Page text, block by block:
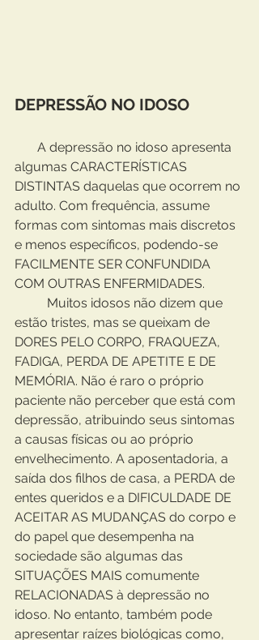
DEPRESSÃO NO IDOSO
algumas CARACTERÍSTICAS
DISTINTAS daquelas que ocorrem no
adulto. Com frequência, assume
formas com sintomas mais discretos
e menos específicos, podendo-se
FACILMENTE SER CONFUNDIDA
COM OUTRAS ENFERMIDADES.
estão tristes, mas se queixam de
DORES PELO CORPO, FRAQUEZA,
FADIGA, PERDA DE APETITE E DE
MEMÓRIA. Não é raro o próprio
paciente não perceber que está com
depressão, atribuindo seus sintomas
a causas físicas ou ao próprio
envelhecimento. A aposentadoria, a
saída dos filhos de casa, a PERDA de
entes queridos e a DIFICULDADE DE
ACEITAR AS MUDANÇAS do corpo e
do papel que desempenha na
sociedade são algumas das
SITUAÇÕES MAIS comumente
RELACIONADAS à depressão no
idoso. No entanto, também pode
apresentar raízes biológicas como,